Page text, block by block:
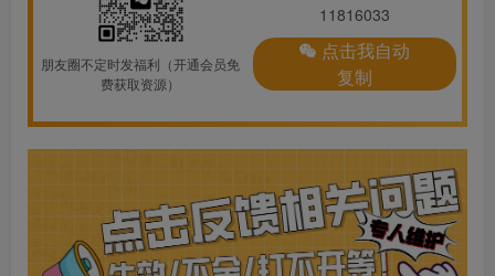
朋友圈不定时发福利（开通会员免
费获取资源）
11816033
点击我自动
复制